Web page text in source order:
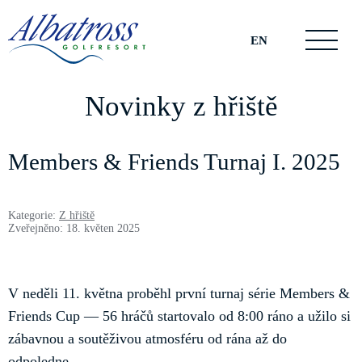
EN
Novinky z hřiště
Members & Friends Turnaj I. 2025
Kategorie: Z hřiště
Zveřejněno: 18. květen 2025
V neděli 11. května proběhl první turnaj série Members &
Friends Cup — 56 hráčů startovalo od 8:00 ráno a užilo si
zábavnou a soutěživou atmosféru od rána až do